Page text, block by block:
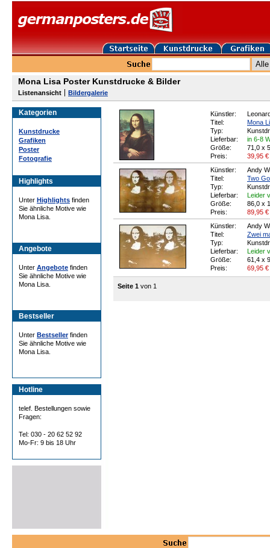
Mona Lisa Poster Kunstdrucke & Bilder
Listenansicht Bildergalerie
Kategorien
Kunstdrucke
Grafiken
Poster
Fotografie
Highlights
Unter Highlights finden
Sie ähnliche Motive wie
Mona Lisa.
Angebote
Unter Angebote finden
Sie ähnliche Motive wie
Mona Lisa.
Bestseller
Unter Bestsellerfinden
Sie ähnliche Motive wie
Mona Lisa.
Hotline
telef. Bestellungen sowie
Fragen:
Tel: 030 - 20 62 52 92
Mo-Fr: 9 bis 18 Uhr
Künstler:
Titel:
Mona
Typ:
Lieferbar:
in 6-8
Größe:
71,0 x
Preis:
39,95 €
Künstler:
Andy
Titel:
Two
Typ:
Lieferbar:
Leider
Größe:
86,0 x
Preis:
89,95 €
Künstler:
Andy
Titel:
Zwei
Typ:
Lieferbar:
Leider
Größe:
61,4 x
Preis:
69,95 €
Seite 1 von 1